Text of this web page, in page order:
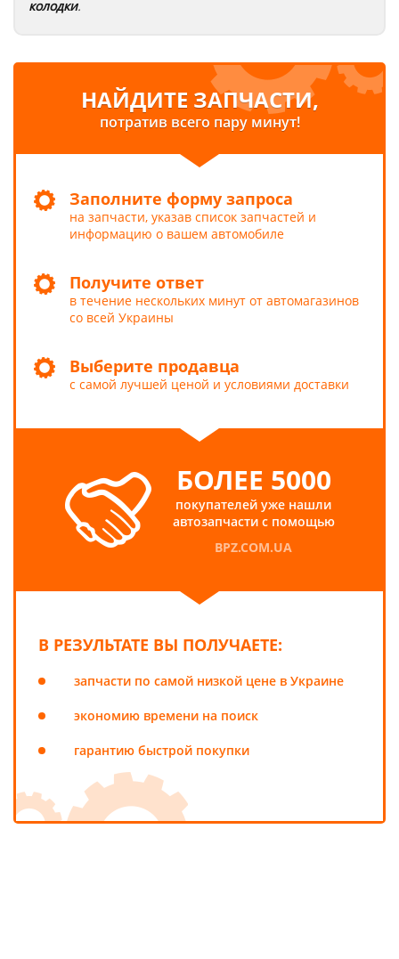
колодки.
НАЙДИТЕ ЗАПЧАСТИ,
потратив всего пару минут!
Заполните форму запроса
на запчасти, указав список запчастей и
информацию о вашем автомобиле
Получите ответ
в течение нескольких минут от автомагазинов
со всей Украины
Выберите продавца
с самой лучшей ценой и условиями доставки
БОЛЕЕ 5000
покупателей уже нашли
автозапчасти с помощью
BPZ.COM.UA
В РЕЗУЛЬТАТЕ ВЫ ПОЛУЧАЕТЕ:
запчасти по самой низкой цене в Украине
экономию времени на поиск
гарантию быстрой покупки